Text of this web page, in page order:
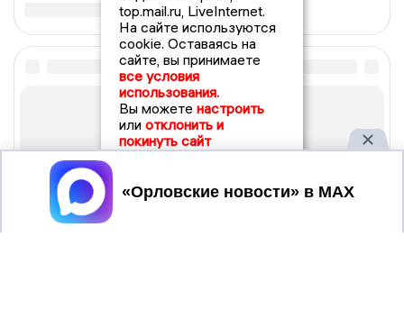
top.mail.ru, LiveInternet.
На сайте используются
cookie. Оставаясь на
сайте, вы принимаете
все условия
использования.
Вы можете настроить
или отклонить и
покинуть сайт
Принять